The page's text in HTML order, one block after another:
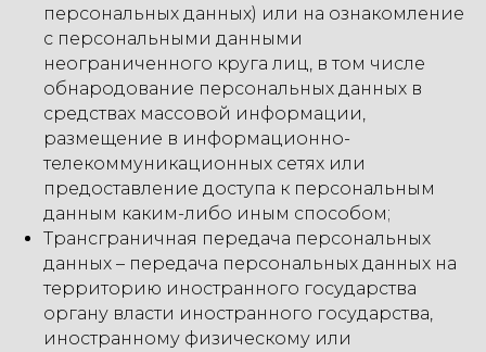
персональных данных) или на ознакомление
с персональными данными
неограниченного круга лиц, в том числе
обнародование персональных данных в
средствах массовой информации,
размещение в информационно-
телекоммуникационных сетях или
предоставление доступа к персональным
данным каким-либо иным способом;
Трансграничная передача персональных
данных – передача персональных данных на
территорию иностранного государства
органу власти иностранного государства,
иностранному физическому или